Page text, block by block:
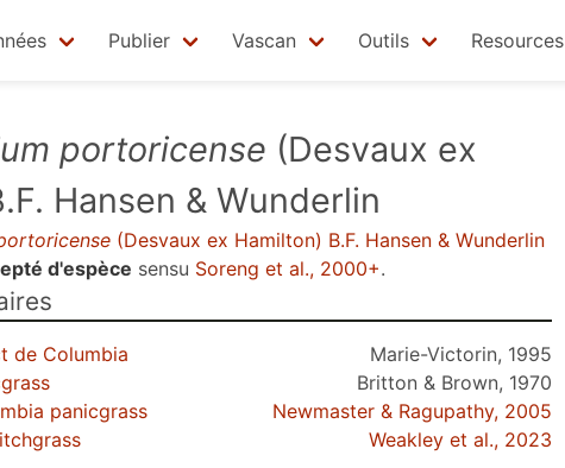
Publier Vascan Outils Resources
portoricense (Desvaux ex
Hansen & Wunderlin
(Desvaux ex Hamilton) B.F. Hansen & Wunderlin
d'espèce sensu Soreng et al., 2000+.
de Columbia
Marie-Victorin, 1995
Britton & Brown, 1970
panicgrass
Newmaster & Ragupathy, 2005
Weakley et al., 2023